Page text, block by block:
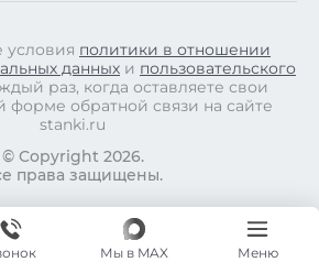
политики в отношении
данных и пользовательского
раз, когда оставляете свои
форме обратной связи на сайте
stanki.ru
© Copyright 2026.
права защищены.
Мы в MAX Меню